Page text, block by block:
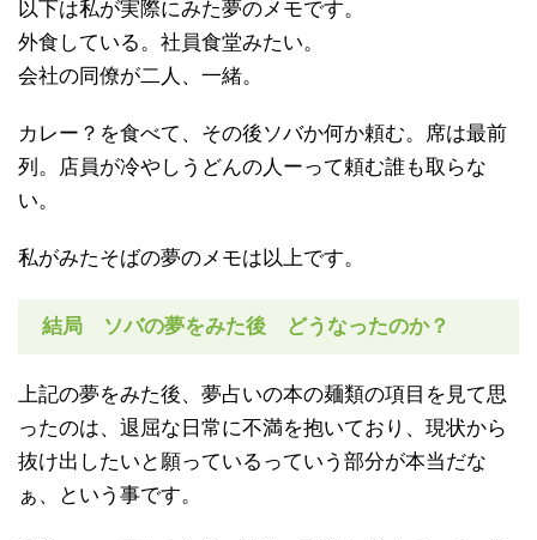
以下は私が実際にみた夢のメモです。
外食している。社員食堂みたい。
会社の同僚が二人、一緒。
カレー？を食べて、その後ソバか何か頼む。席は最前
列。店員が冷やしうどんの人ーって頼む誰も取らな
い。
私がみたそばの夢のメモは以上です。
結局 ソバの夢をみた後 どうなったのか？
上記の夢をみた後、夢占いの本の麺類の項目を見て思
ったのは、 退屈な日常に不満を抱いており、現状から
抜け出したいと願っている っていう部分が本当だな
ぁ、という事です。